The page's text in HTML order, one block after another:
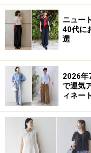
それでは、読者が「
と、人気色のコーデ
イエローグリー
イエローグリーン系
です。親しみやすく
が、エキゾチックな
イエローグリーン
ニュー
40代に
選
2026年
で運気
ィネー